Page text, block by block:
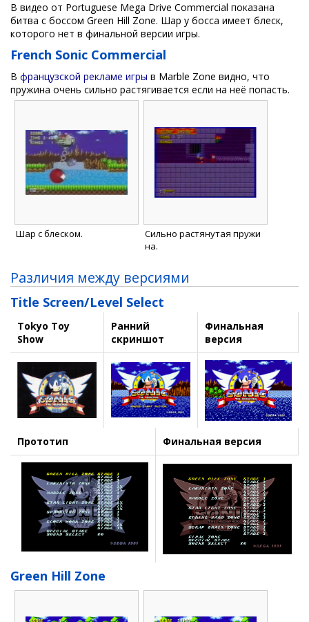
В видео от Portuguese Mega Drive Commercial показана
битва с боссом Green Hill Zone. Шар у босса имеет блеск,
которого нет в финальной версии игры.
French Sonic Commercial
В французской рекламе игры в Marble Zone видно, что
пружина очень сильно растягивается если на неё попасть.
Шар с блеском.
Сильно растянутая пружи
на.
Различия между версиями
Title Screen/Level Select
Tokyo Toy
Show
Ранний
скриншот
Финальная
версия
Прототип Финальная версия
Green Hill Zone